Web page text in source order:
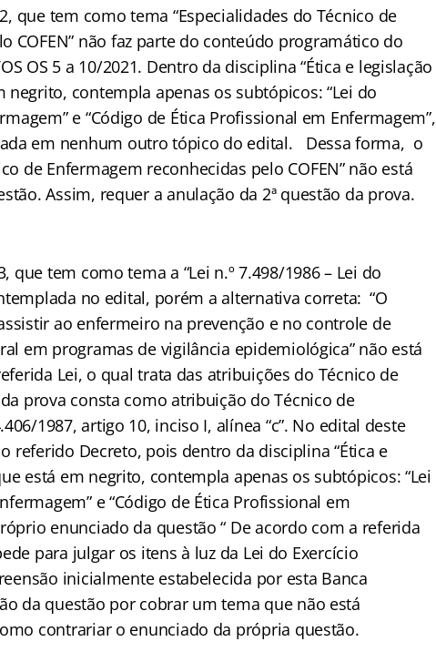
que tem como tema “Especialidades do Técnico de
COFEN” não faz parte do conteúdo programático do
OS 5 a 10/2021. Dentro da disciplina “Ética e legislação
negrito, contempla apenas os subtópicos: “Lei do
e “Código de Ética Profissional em Enfermagem”,
em nenhum outro tópico do edital. Dessa forma, o
de Enfermagem reconhecidas pelo COFEN” não está
Assim, requer a anulação da 2ª questão da prova.
que tem como tema a “Lei n.º 7.498/1986 – Lei do
no edital, porém a alternativa correta: “O
ao enfermeiro na prevenção e no controle de
em programas de vigilância epidemiológica” não está
Lei, o qual trata das atribuições do Técnico de
prova consta como atribuição do Técnico de
1987, artigo 10, inciso I, alínea “c”. No edital deste
referido Decreto, pois dentro da disciplina “Ética e
está em negrito, contempla apenas os subtópicos: “Lei
e “Código de Ética Profissional em
enunciado da questão “ De acordo com a referida
para julgar os itens à luz da Lei do Exercício
inicialmente estabelecida por esta Banca
da questão por cobrar um tema que não está
contrariar o enunciado da própria questão.